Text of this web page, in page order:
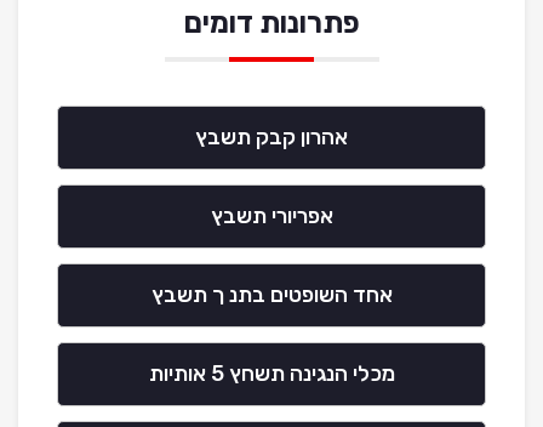
פתרונות דומים
אהרון קבק תשבץ
אפריורי תשבץ
אחד השופטים בתנ ך תשבץ
מכלי הנגינה תשחץ 5 אותיות